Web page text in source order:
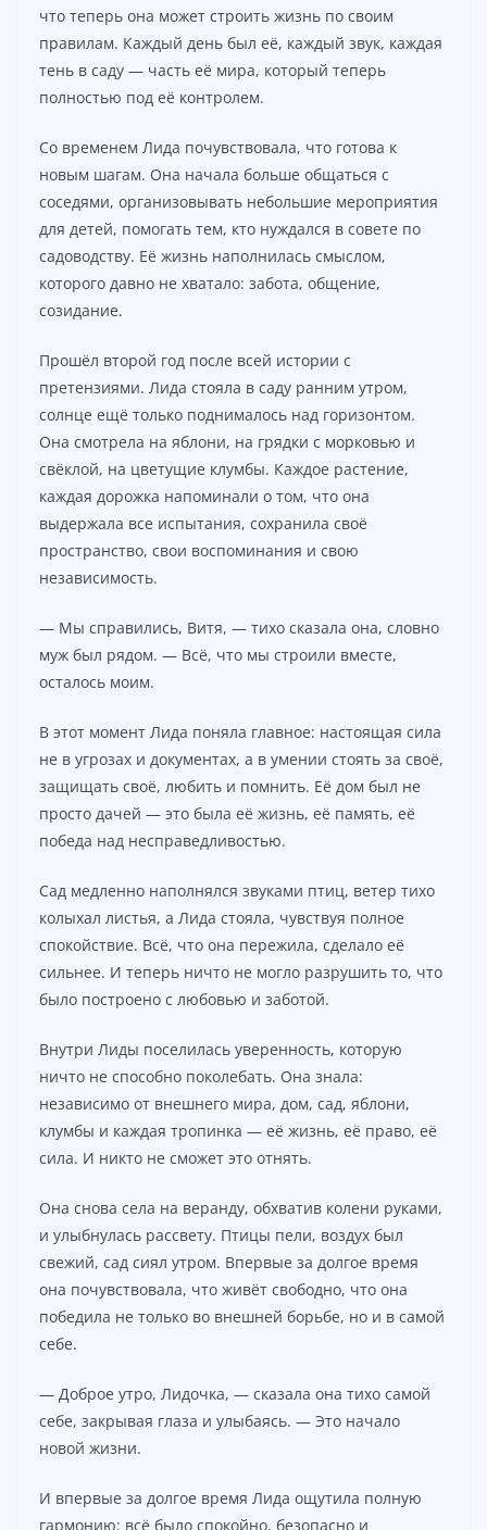
что теперь она может строить жизнь по своим
правилам. Каждый день был её, каждый звук, каждая
тень в саду — часть её мира, который теперь
полностью под её контролем.
Со временем Лида почувствовала, что готова к
новым шагам. Она начала больше общаться с
соседями, организовывать небольшие мероприятия
для детей, помогать тем, кто нуждался в совете по
садоводству. Её жизнь наполнилась смыслом,
которого давно не хватало: забота, общение,
созидание.
Прошёл второй год после всей истории с
претензиями. Лида стояла в саду ранним утром,
солнце ещё только поднималось над горизонтом.
Она смотрела на яблони, на грядки с морковью и
свёклой, на цветущие клумбы. Каждое растение,
каждая дорожка напоминали о том, что она
выдержала все испытания, сохранила своё
пространство, свои воспоминания и свою
независимость.
— Мы справились, Витя, — тихо сказала она, словно
муж был рядом. — Всё, что мы строили вместе,
осталось моим.
В этот момент Лида поняла главное: настоящая сила
не в угрозах и документах, а в умении стоять за своё,
защищать своё, любить и помнить. Её дом был не
просто дачей — это была её жизнь, её память, её
победа над несправедливостью.
Сад медленно наполнялся звуками птиц, ветер тихо
колыхал листья, а Лида стояла, чувствуя полное
спокойствие. Всё, что она пережила, сделало её
сильнее. И теперь ничто не могло разрушить то, что
было построено с любовью и заботой.
Внутри Лиды поселилась уверенность, которую
ничто не способно поколебать. Она знала:
независимо от внешнего мира, дом, сад, яблони,
клумбы и каждая тропинка — её жизнь, её право, её
сила. И никто не сможет это отнять.
Она снова села на веранду, обхватив колени руками,
и улыбнулась рассвету. Птицы пели, воздух был
свежий, сад сиял утром. Впервые за долгое время
она почувствовала, что живёт свободно, что она
победила не только во внешней борьбе, но и в самой
себе.
— Доброе утро, Лидочка, — сказала она тихо самой
себе, закрывая глаза и улыбаясь. — Это начало
новой жизни.
И впервые за долгое время Лида ощутила полную
гармонию: всё было спокойно, безопасно и